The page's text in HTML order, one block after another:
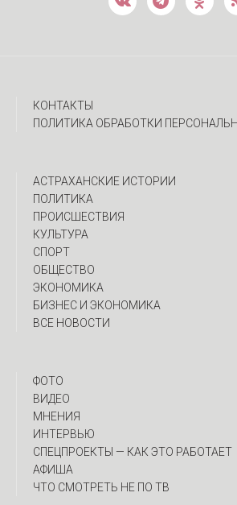
КОНТАКТЫ
ПОЛИТИКА ОБРАБОТКИ
АСТРАХАНСКИЕ ИСТОРИИ
ПОЛИТИКА
ПРОИСШЕСТВИЯ
КУЛЬТУРА
СПОРТ
ОБЩЕСТВО
ЭКОНОМИКА
БИЗНЕС И ЭКОНОМИКА
ВСЕ НОВОСТИ
ФОТО
ВИДЕО
МНЕНИЯ
ИНТЕРВЬЮ
CПЕЦПРОЕКТЫ — КАК ЭТО РАБОТАЕТ
АФИША
ЧТО СМОТРЕТЬ НЕ ПО ТВ